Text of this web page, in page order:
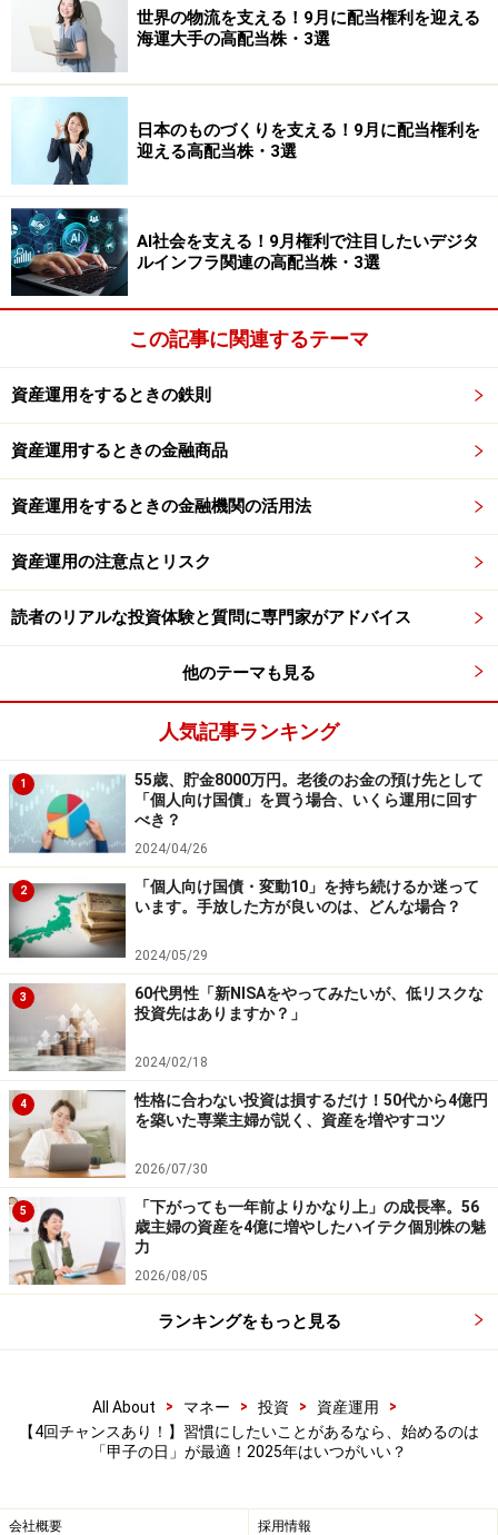
さらに4月、8月、12月は「一粒万倍日（いちりゅうまん
ばいび）／まいた種が万倍にも成長するという吉日）」
とも重なり一歩踏み出す勇気がより出るでしょう。また
12月は「天赦日（てんしゃび／天が全ての罪を赦（ゆ
る）す日）」と重なる最高の吉日！ 一年の締めくくりに
ふさわしく、翌年に向けた準備や新しい挑戦を始めるの
に絶好の日です。
2025年の甲子の日はいつ？
2025年特に大切なのは、この縁起のよい日を無計画に迎
うえで取り組むことです。今から先の予定も確認してお
くとよいでしょう。目指したい未来に向けて、この運気
のよいタイミングで第一歩を踏み出してみてください。
運気を活かして、新習慣が実りあるものになりますよう
※記事内容は執筆時点のものです。最新の内容をご確認くださ
い。
投資や資産運用に関する最終的なご判断はご自身の責任において
が、その内容を保証するものではなく、これに基づく損失・損害
最新の情報や詳細については、必ず各金融機関やサービス提供者
の公式情報をご確認ください。
1/2 次のページへ
世界の物流を支える！9月に配当権利を迎える
海運大手の高配当株・3選
日本のものづくりを支える！9月に配当権利を
迎える高配当株・3選
AI社会を支える！9月権利で注目したいデジタ
ルインフラ関連の高配当株・3選
この記事に関連するテーマ
資産運用をするときの鉄則
資産運用するときの金融商品
資産運用をするときの金融機関の活用法
資産運用の注意点とリスク
読者のリアルな投資体験と質問に専門家がアドバイス
他のテーマも見る
人気記事ランキング
1
55歳、貯金8000万円。老後のお金の預け先として
「個人向け国債」を買う場合、いくら運用に回す
べき？
2024/04/26
2
「個人向け国債・変動10」を持ち続けるか迷って
います。手放した方が良いのは、どんな場合？
2024/05/29
3
60代男性「新NISAをやってみたいが、低リスクな
投資先はありますか？」
2024/02/18
4
性格に合わない投資は損するだけ！50代から4億円
を築いた専業主婦が説く、資産を増やすコツ
2026/07/30
5
「下がっても一年前よりかなり上」の成長率。56
歳主婦の資産を4億に増やしたハイテク個別株の魅
力
2026/08/05
ランキングをもっと見る
All About > マネー > 投資 > 資産運用
>
【4回チャンスあり！】習慣にしたいことがあるなら、始めるのは
「甲子の日」が最適！2025年はいつがいい？
会社概要 採用情報